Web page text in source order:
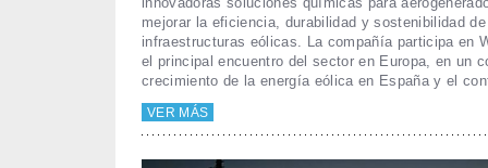
innovadoras soluciones químicas para
mejorar la eficiencia, durabilidad y sostenibilidad
infraestructuras eólicas. La compañía participa en
el principal encuentro del sector en Europa, en un
crecimiento de la energía eólica en España y el
VER MÁS